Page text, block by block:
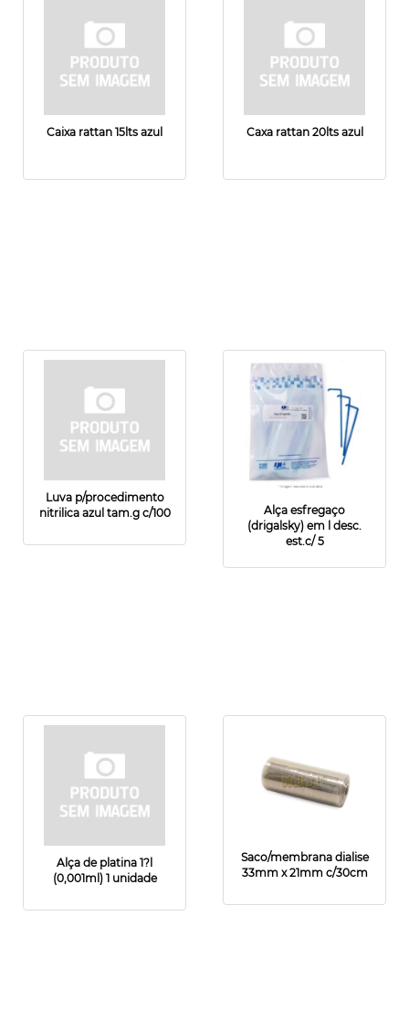
Caixa rattan 15lts azul Caxa rattan 20lts azul
Luva p/procedimento
nitrilica azul tam.g c/100
Alça esfregaço
(drigalsky) em l desc.
est.c/ 5
Alça de platina 1?l
(0,001ml) 1 unidade
Saco/membrana dialise
33mm x 21mm c/30cm